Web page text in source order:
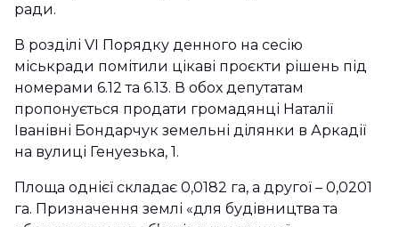
ради.
В розділі VI Порядку денного на сесію
міськради помітили цікаві проєкти рішень під
номерами 6.12 та 6.13. В обох депутатам
пропонується продати громадянці Наталії
Іванівні Бондарчук земельні ділянки в Аркадії
на вулиці Генуезька, 1.
Площа однієї складає 0,0182 га, а другої – 0,0201
га. Призначення землі «для будівництва та